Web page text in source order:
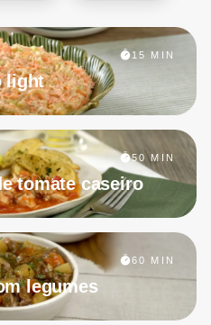
15 MIN
light
50 MIN
tomate caseiro
60 MIN
legumes